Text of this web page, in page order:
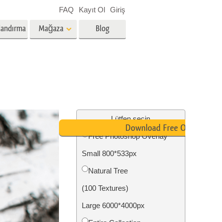
Hizmetleri
Fotoğraf Restorasyon Hizmetleri
Mağaza Blog
FAQ Kayıt Ol Giriş
Lütfen seçin
Free Photoshop Overlay
Small 800*533px
Natural Tree
(100 Textures)
Large 6000*4000px
Download Free Overlay